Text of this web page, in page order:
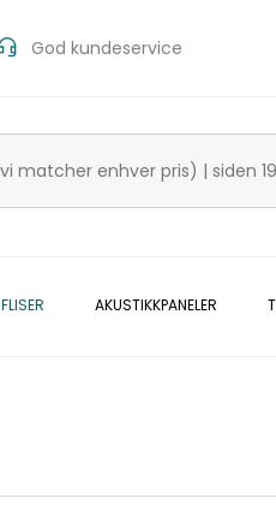
God kundeservice
FLISER AKUSTIKKPANELER